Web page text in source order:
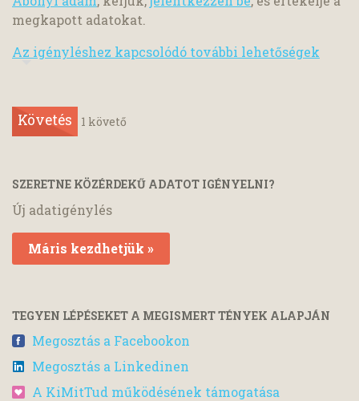
megkapott adatokat.
Az igényléshez kapcsolódó további lehetőségek
Követés 1 követő
SZERETNE KÖZÉRDEKŰ ADATOT IGÉNYELNI?
Új adatigénylés
Máris kezdhetjük »
TEGYEN LÉPÉSEKET A MEGISMERT TÉNYEK ALAPJÁN
Megosztás a Facebookon
Megosztás a Linkedinen
A KiMitTud működésének támogatása